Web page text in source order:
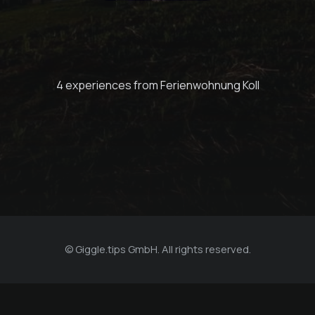
4 experiences from Ferienwohnung Koll
FLOS - Coffee and
Ferienwohnung Koll
© Giggle.tips GmbH. All rights reserved.